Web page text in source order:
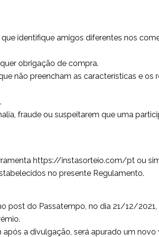
identifique amigos diferentes nos
obrigação de compra.
não preencham as características e os
fraude ou suspeitarem que uma
https://instasorteio.com/pt ou
no presente Regulamento.
post do Passatempo, no dia 21/12/
a divulgação, será apurado um